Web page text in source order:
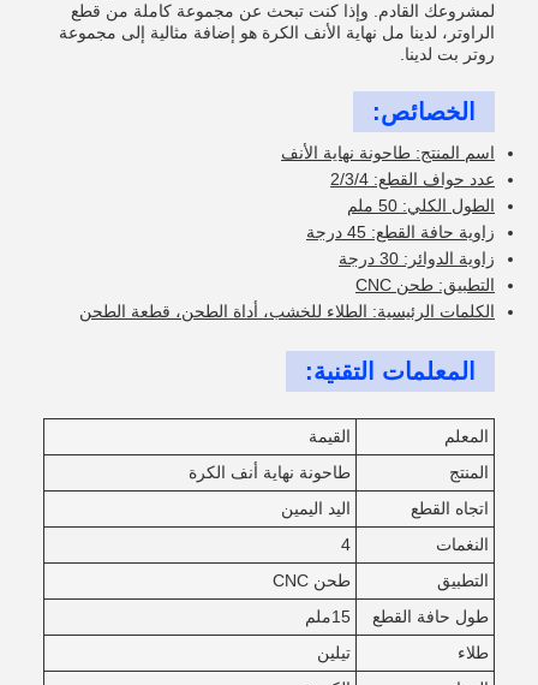
لمشروعك القادم. وإذا كنت تبحث عن مجموعة كاملة من قطع
الراوتر، لدينا مل نهاية الأنف الكرة هو إضافة مثالية إلى مجموعة
روتر بت لدينا.
الخصائص:
اسم المنتج: طاحونة نهاية الأنف
عدد حواف القطع: 2/3/4
الطول الكلي: 50 ملم
زاوية حافة القطع: 45 درجة
زاوية الدوائر: 30 درجة
التطبيق: طحن CNC
الكلمات الرئيسية: الطلاء للخشب، أداة الطحن، قطعة الطحن
المعلمات التقنية:
المعلم
القيمة
المنتج
طاحونة نهاية أنف الكرة
اتجاه القطع
اليد اليمين
النغمات
4
التطبيق
طحن CNC
طول حافة القطع
15ملم
طلاء
تيلين